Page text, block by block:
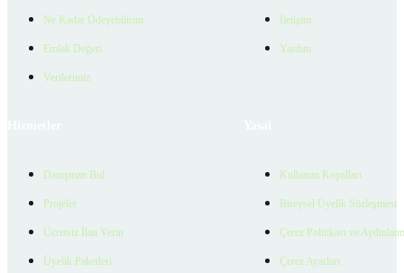
Ne Kadar Ödeyebilirim
Emlak Değeri
Verilerimiz
İletişim
Yardım
Danışman Bul
Projeler
Ücretsiz İlan Verin
Üyelik Paketleri
Kullanım Koşulları
Bireysel Üyelik Sözleşmesi
Çerez Politikası ve
Çerez Ayarları